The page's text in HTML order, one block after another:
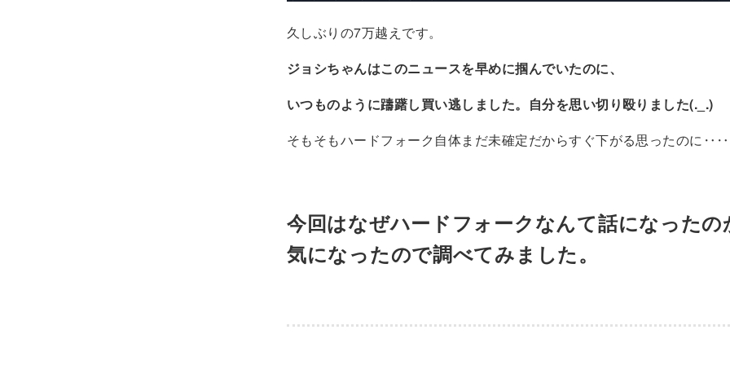
久しぶりの7万越えです。
ジョシちゃんはこのニュースを早めに掴んでいたのに、
いつものように躊躇し買い逃しました。自分を思い切り殴りました(._.)
そもそもハードフォーク自体まだ未確定だからすぐ下がる思ったのに
今回はなぜハードフォークなんて話になったの
気になったので調べてみました。